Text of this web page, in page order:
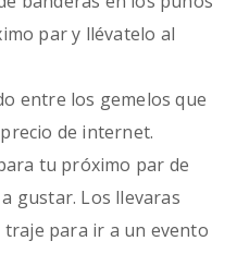
par y llévatelo al
entre los gemelos que
de internet.
tu próximo par de
gustar. Los llevaras
para ir a un evento